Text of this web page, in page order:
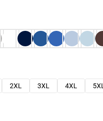
2XL 3XL 4XL
5XL